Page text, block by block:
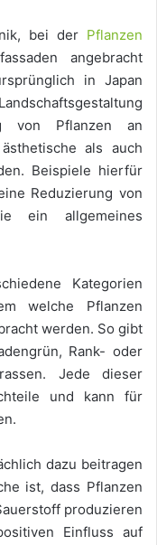
bei der Pflanzen
angebracht
in Japan
von Pflanzen an
als auch
Beispiele hierfür
Reduzierung von
ein allgemeines
Kategorien
welche Pflanzen
werden. So gibt
Rank- oder
Jede dieser
und kann für
dazu beitragen
ist, dass Pflanzen
produzieren
Einfluss auf